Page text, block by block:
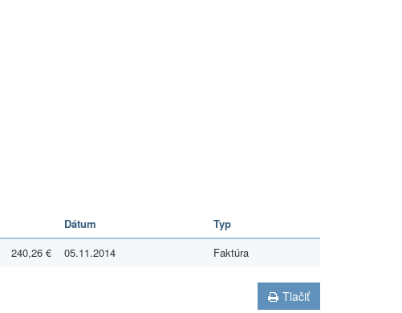
Dátum
Typ
240,26 € 05.11.2014 Faktúra
Tlačiť